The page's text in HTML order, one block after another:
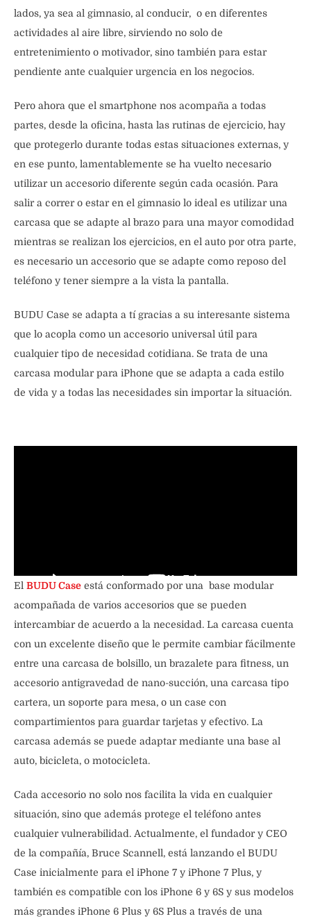
lados, ya sea al gimnasio, al conducir, o en diferentes
actividades al aire libre, sirviendo no solo de
entretenimiento o motivador, sino también para estar
pendiente ante cualquier urgencia en los negocios.
Pero ahora que el smartphone nos acompaña a todas
partes, desde la oficina, hasta las rutinas de ejercicio, hay
que protegerlo durante todas estas situaciones externas, y
en ese punto, lamentablemente se ha vuelto necesario
utilizar un accesorio diferente según cada ocasión. Para
salir a correr o estar en el gimnasio lo ideal es utilizar una
carcasa que se adapte al brazo para una mayor comodidad
mientras se realizan los ejercicios, en el auto por otra parte,
es necesario un accesorio que se adapte como reposo del
teléfono y tener siempre a la vista la pantalla.
BUDU Case se adapta a tí gracias a su interesante sistema
que lo acopla como un accesorio universal útil para
cualquier tipo de necesidad cotidiana. Se trata de una
carcasa modular para iPhone que se adapta a cada estilo
de vida y a todas las necesidades sin importar la situación.
El BUDU Case está conformado por una base modular
acompañada de varios accesorios que se pueden
intercambiar de acuerdo a la necesidad. La carcasa cuenta
con un excelente diseño que le permite cambiar fácilmente
entre una carcasa de bolsillo, un brazalete para fitness, un
accesorio antigravedad de nano-succión, una carcasa tipo
cartera, un soporte para mesa, o un case con
compartimientos para guardar tarjetas y efectivo. La
carcasa además se puede adaptar mediante una base al
auto, bicicleta, o motocicleta.
Cada accesorio no solo nos facilita la vida en cualquier
situación, sino que además protege el teléfono antes
cualquier vulnerabilidad. Actualmente, el fundador y CEO
de la compañía, Bruce Scannell, está lanzando el BUDU
Case inicialmente para el iPhone 7 y iPhone 7 Plus, y
también es compatible con los iPhone 6 y 6S y sus modelos
más grandes iPhone 6 Plus y 6S Plus a través de una